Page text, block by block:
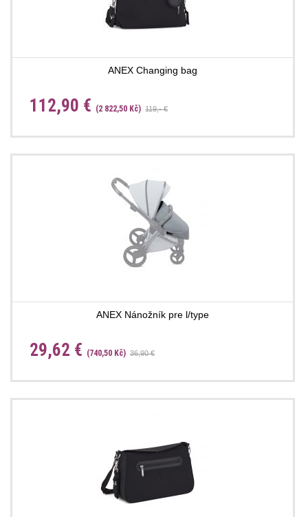
ANEX Changing bag
112,90 € (2 822,50 Kč) 119,- €
ANEX Nánožník pre l/type
29,62 € (740,50 Kč) 36,90 €